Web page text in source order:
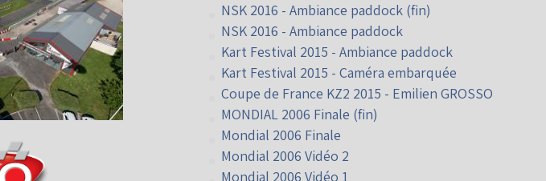
NSK 2016 - Ambiance paddock (fin)
NSK 2016 - Ambiance paddock
Kart Festival 2015 - Ambiance paddock
Kart Festival 2015 - Caméra embarquée
Coupe de France KZ2 2015 - Emilien GROSSO
MONDIAL 2006 Finale (fin)
Mondial 2006 Finale
Mondial 2006 Vidéo 2
Mondial 2006 Vidéo 1